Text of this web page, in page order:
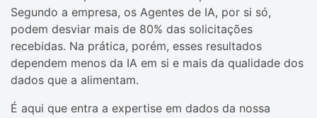
Segundo a empresa, os Agentes de IA, por si só,
podem desviar mais de 80% das solicitações
recebidas. Na prática, porém, esses resultados
dependem menos da IA ​​em si e mais da qualidade dos
dados que a alimentam.
É aqui que entra a expertise em dados da nossa